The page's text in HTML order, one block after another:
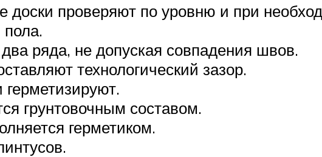
доски проверяют по уровню и при
ряда, не допуская совпадения швов.
технологический зазор.
грунтовочным составом.
герметиком.